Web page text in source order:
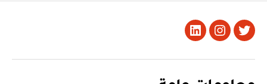
تويتر Instagram
LinkedIn